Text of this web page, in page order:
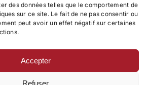
des données telles que le comportement de
sur ce site. Le fait de ne pas consentir ou
peut avoir un effet négatif sur certaines
Accepter
Refuser
– Ignatien